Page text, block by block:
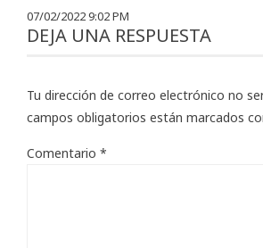
07/02/2022 9:02 PM
DEJA UNA RESPUESTA
Tu dirección de correo electrónico no
campos obligatorios están marcados
Comentario *